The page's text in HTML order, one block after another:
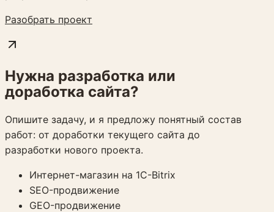
Разобрать проект
Нужна разработка или
доработка сайта?
Опишите задачу, и я предложу понятный состав
работ: от доработки текущего сайта до
разработки нового проекта.
Интернет-магазин на 1C-Bitrix
SEO-продвижение
GEO-продвижение